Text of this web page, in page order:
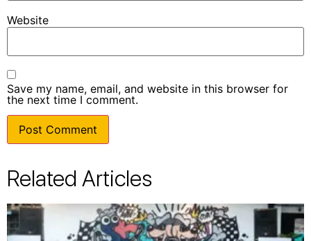
Website
Save my name, email, and website in this browser for
the next time I comment.
Related Articles